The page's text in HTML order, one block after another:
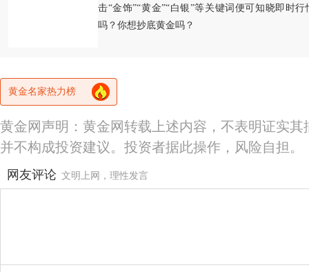
击“金饰”“黄金”“白银”等关键词便可知晓即时
吗？你想抄底黄金吗？
黄金名家热力榜
黄金网声明：黄金网转载上述内容，不表明证实
并不构成投资建议。投资者据此操作，风险自担。
网友评论 文明上网，理性发言